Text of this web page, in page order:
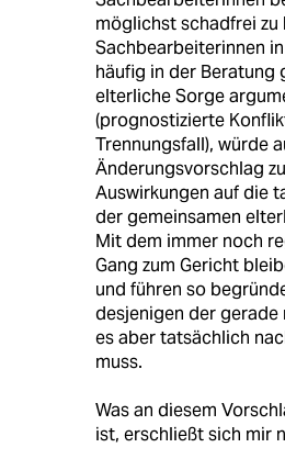
möglichst schadfrei zu
Sachbearbeiterinnen
häufig in der Beratung
elterliche Sorge
(prognostizierte
Trennungsfall), würde
Änderungsvorschlag
Auswirkungen auf die
der gemeinsamen
Mit dem immer noch
Gang zum Gericht
und führen so
desjenigen der gerade
es aber tatsächlich
muss.
Was an diesem
ist, erschließt sich mir